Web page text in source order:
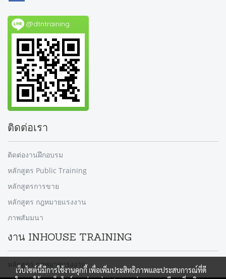
@dtntraining
ติดต่อเรา
ติดต่องานฝึกอบรม
หลักสูตร Public Training
หลักสูตรการขาย
หลักสูตร กฎหมายแรงงาน
ภาพสัมมนา
งาน INHOUSE TRAINING
หลักสูตร กฎหมายแรงงาน
เว็บไซต์นี้มีการใช้งานคุกกี้ เพื่อเพิ่มประสิทธิภาพและประสบการณ์ที่ดี